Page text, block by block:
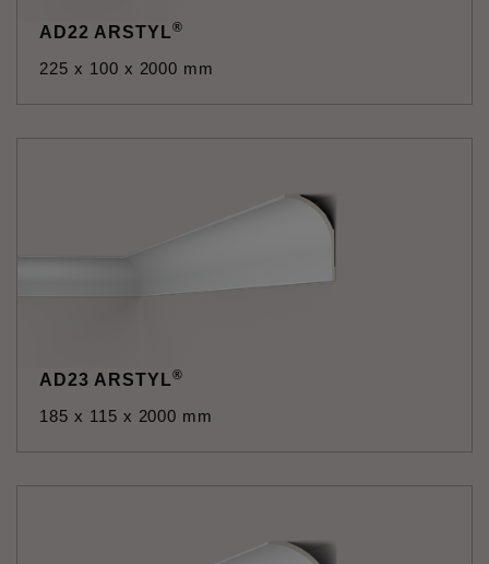
AD22 ARSTYL®
225 x 100 x 2000 mm
AD23 ARSTYL®
185 x 115 x 2000 mm